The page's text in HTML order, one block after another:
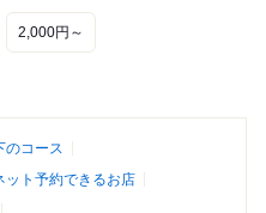
2,000円～
のコース
ット予約できるお店